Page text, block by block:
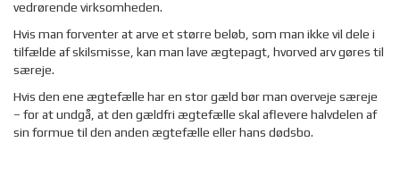
vedrørende virksomheden.
Hvis man forventer at arve et større beløb, som man ikke vil dele i
tilfælde af skilsmisse, kan man lave ægtepagt, hvorved arv gøres til
særeje.
Hvis den ene ægtefælle har en stor gæld bør man overveje særeje
– for at undgå, at den gældfri ægtefælle skal aflevere halvdelen af
sin formue til den anden ægtefælle eller hans dødsbo.